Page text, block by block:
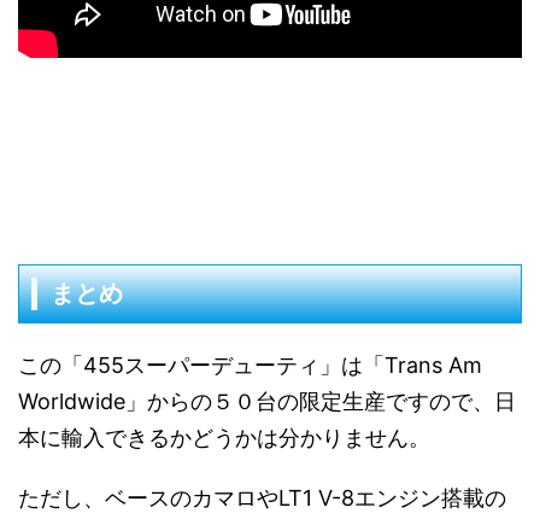
まとめ
この「455スーパーデューティ」は「Trans Am
Worldwide」からの５０台の限定生産ですので、日
本に輸入できるかどうかは分かりません。
ただし、ベースのカマロやLT1 V-8エンジン搭載の